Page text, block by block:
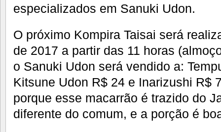
especializados em Sanuki Udon.
O próximo Kompira Taisai será
de 2017 a partir das 11 horas
o Sanuki Udon será vendido a:
Kitsune Udon R$ 24 e Inarizushi R$
porque esse macarrão é trazido do
diferente do comum, e a porção é